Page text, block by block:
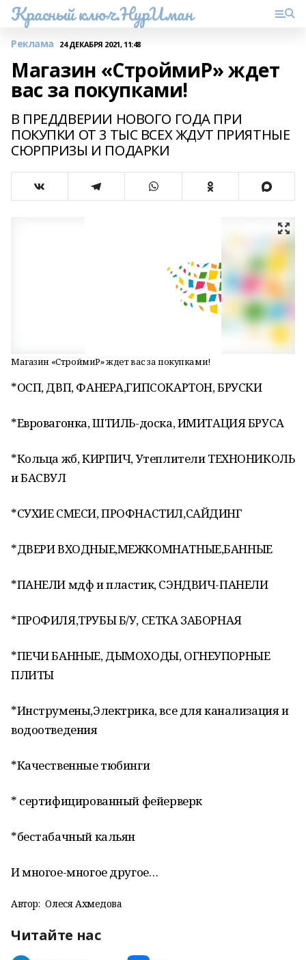
Красный ключ.НурИман
Реклама 24 ДЕКАБРЯ 2021, 11:48
Магазин «СтроймиР» ждет
вас за покупками!
В ПРЕДДВЕРИИ НОВОГО ГОДА ПРИ
ПОКУПКИ ОТ 3 ТЫС ВСЕХ ЖДУТ ПРИЯТНЫЕ
СЮРПРИЗЫ И ПОДАРКИ
Магазин «СтроймиР» ждет вас за покупками!
*ОСП, ДВП, ФАНЕРА,ГИПСОКАРТОН, БРУСКИ
*Евровагонка, ШТИЛЬ-доска, ИМИТАЦИЯ БРУСА
*Кольца жб, КИРПИЧ, Утеплители ТЕХНОНИКОЛЬ
и БАСВУЛ
*СУХИЕ СМЕСИ, ПРОФНАСТИЛ,САЙДИНГ
*ДВЕРИ ВХОДНЫЕ,МЕЖКОМНАТНЫЕ,БАННЫЕ
*ПАНЕЛИ мдф и пластик, СЭНДВИЧ-ПАНЕЛИ
*ПРОФИЛЯ,ТРУБЫ Б/У, СЕТКА ЗАБОРНАЯ
*ПЕЧИ БАННЫЕ, ДЫМОХОДЫ, ОГНЕУПОРНЫЕ
ПЛИТЫ
*Инструмены,Электрика, все для канализация и
водоотведения
*Качественные тюбинги
* сертифицированный фейерверк
*бестабачный кальян
И многое-многое другое…
Автор: Олеся Ахмедова
Читайте нас